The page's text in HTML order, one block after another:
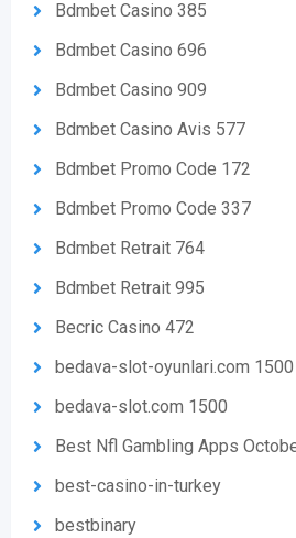
Bdmbet Casino 385
Bdmbet Casino 696
Bdmbet Casino 909
Bdmbet Casino Avis 577
Bdmbet Promo Code 172
Bdmbet Promo Code 337
Bdmbet Retrait 764
Bdmbet Retrait 995
Becric Casino 472
bedava-slot-oyunlari.com 1500
bedava-slot.com 1500
Best Nfl Gambling Apps
best-casino-in-turkey
bestbinary